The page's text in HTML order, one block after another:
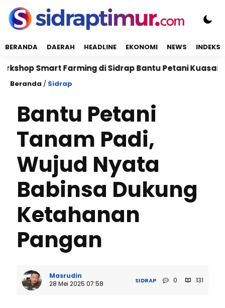
BERANDA DAERAH HEADLINE EKONOMI NEWS INDEKS
Farming di Sidrap Bantu Petani Kuasai
Beranda / Sidrap
Bantu Petani
Tanam Padi,
Wujud Nyata
Babinsa Dukung
Ketahanan
Pangan
Masrudin
28 Mei 2025 07:58
SIDRAP 0 131